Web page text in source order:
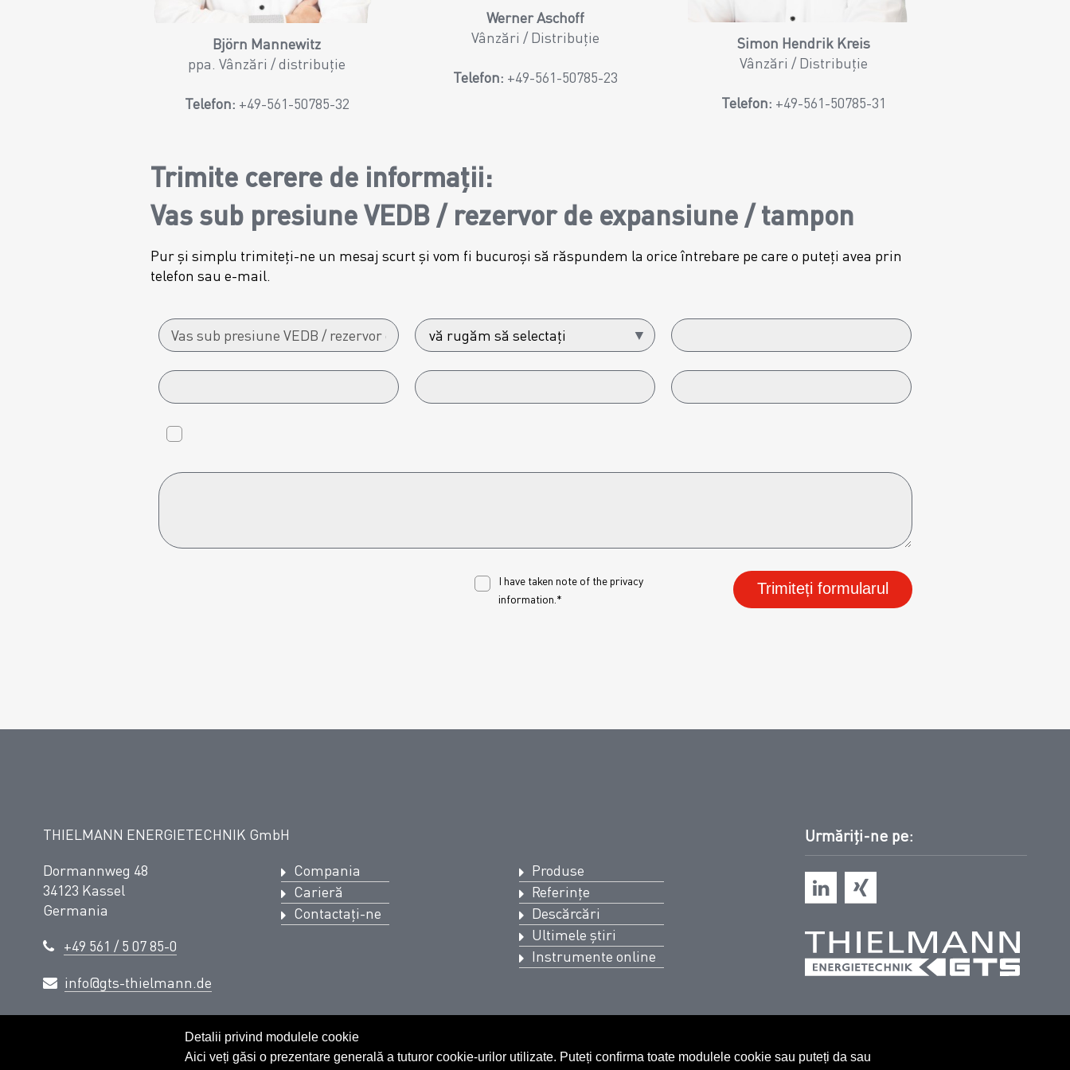
Björn Mannewitz
ppa. Vânzări / distribuție
Telefon: +49-561-50785-32
Werner Aschoff
Vânzări / Distribuție
Telefon: +49-561-50785-23
Simon Hendrik Kreis
Vânzări / Distribuție
Telefon: +49-561-50785-31
Trimite cerere de informații:
Vas sub presiune VEDB / rezervor de expansiune / tampon
Pur și simplu trimiteți-ne un mesaj scurt și vom fi bucuroși să răspundem la orice întrebare pe care o puteți avea prin
telefon sau e-mail.
I have taken note of theprivacy
information.*
Trimiteți formularul
THIELMANN ENERGIETECHNIK GmbH
Dormannweg 48
34123 Kassel
Germania
+49 561 / 5 07 85-0
info@gts-thielmann.de
Compania
Carieră
Contactați-ne
Produse
Referințe
Descărcări
Ultimele știri
Instrumente online
Urmăriți-ne pe:
Detalii privind modulele cookie
Aici veți găsi o prezentare generală a tuturor cookie-urilor utilizate. Puteți confirma toate modulele cookie sau puteți da sau